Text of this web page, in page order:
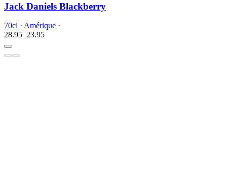
Jack Daniels Blackberry
70cl · Amérique ·
28.95 23.95